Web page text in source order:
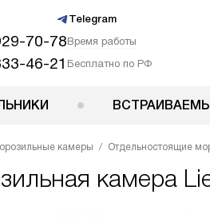
Telegram
70-78Время работы
46-21 Бесплатно по РФ
камеры Отдельностоящие
камера